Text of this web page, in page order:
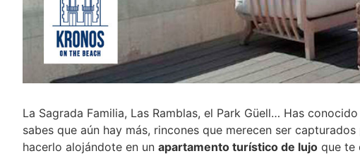
La Sagrada Familia, Las Ramblas, el Park Güell… Has
sabes que aún hay más, rincones que merecen ser
hacerlo alojándote en un apartamento turístico de lujo que te